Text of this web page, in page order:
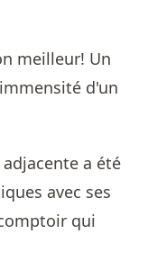
a été
avec ses
qui